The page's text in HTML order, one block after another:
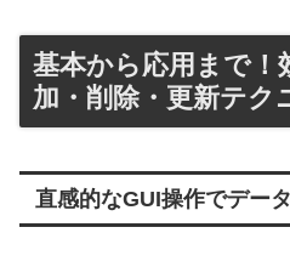
基本から応用まで！
加・削除・更新テク
直感的なGUI操作でデー